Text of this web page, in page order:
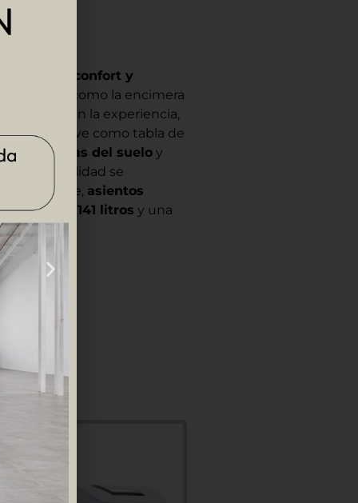
máximo confort y
así como la encimera
enriquecen la experiencia,
que sirve como tabla de
ducha a ras del suelo y
primera calidad se
que incluye, asientos
de 141 litros y una